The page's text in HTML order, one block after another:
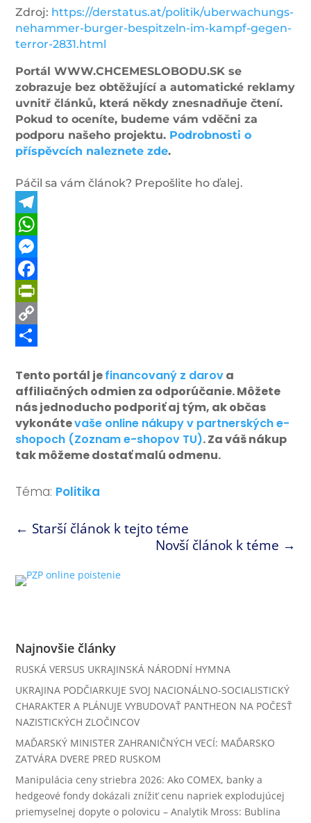
Zdroj: https://derstatus.at/politik/uberwachungs-
nehammer-burger-bespitzeln-im-kampf-gegen-
terror-2831.html
Portál WWW.CHCEMESLOBODU.SK se
zobrazuje bez obtěžující a automatické reklamy
uvnitř článků, která někdy znesnadňuje čtení.
Pokud to oceníte, budeme vám vděčni za
podporu našeho projektu. Podrobnosti o
příspěvcích naleznete zde.
Páčil sa vám článok? Prepošlite ho ďalej.
Telegram
WhatsApp
Messenger
Facebook
PrintFriendly
Copy
Tento portál jefinancovaný z darova
affiliačných odmien za odporúčanie. Môžete
nás jednoducho podporiť aj tým, ak občas
vykonátevaše online nákupy v partnerských e-
shopoch (Zoznam e-shopov TU). Za váš nákup
tak môžeme dostať malú odmenu.
Téma: Politika
← Starší článok k tejto téme
Novší článok k téme →
Najnovšie články
RUSKÁ VERSUS UKRAJINSKÁ NÁRODNÍ HYMNA
UKRAJINA PODČIARKUJE SVOJ NACIONÁLNO-SOCIALISTICKÝ
CHARAKTER A PLÁNUJE VYBUDOVAŤ PANTHEON NA POČESŤ
NAZISTICKÝCH ZLOČINCOV
MAĎARSKÝ MINISTER ZAHRANIČNÝCH VECÍ: MAĎARSKO
ZATVÁRA DVERE PRED RUSKOM
Manipulácia ceny striebra 2026: Ako COMEX, banky a
hedgeové fondy dokázali znížiť cenu napriek explodujúcej
priemyselnej dopyte o polovicu – Analytik Mross: Bublina